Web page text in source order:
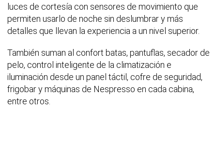
luces de cortesía con sensores de movimiento que
permiten usarlo de noche sin deslumbrar y más
detalles que llevan la experiencia a un nivel superior.
También suman al confort batas, pantuflas, secador de
pelo, control inteligente de la climatización e
iluminación desde un panel táctil, cofre de seguridad,
frigobar y máquinas de Nespresso en cada cabina,
entre otros.